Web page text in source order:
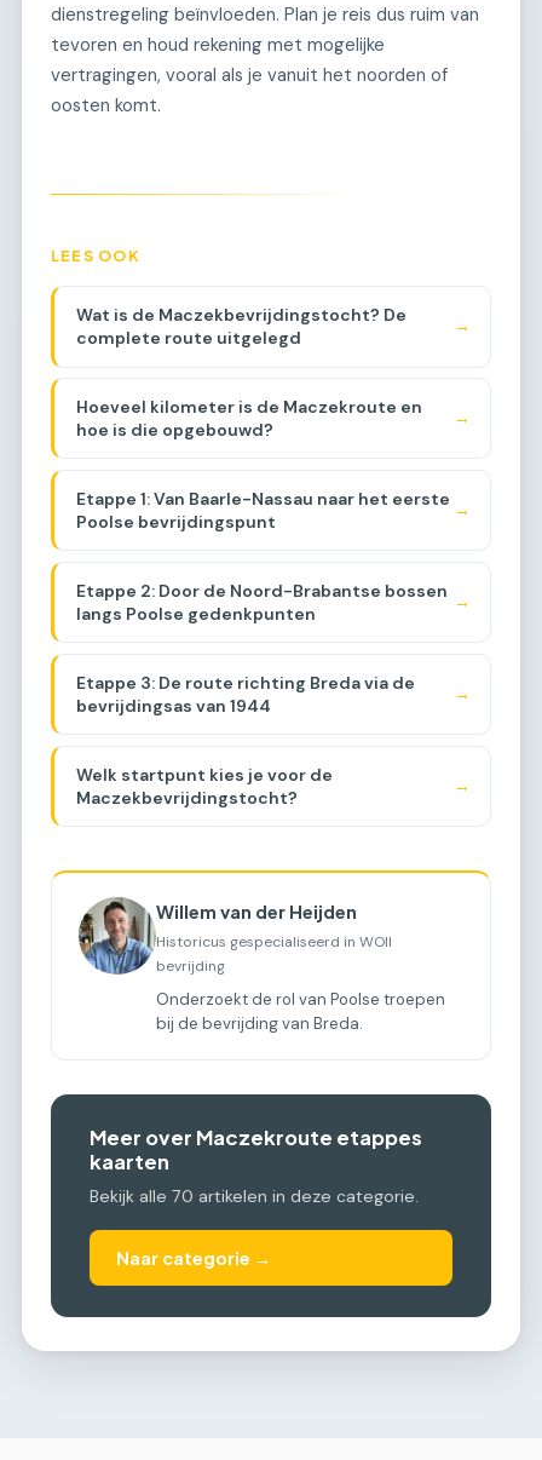
dienstregeling beïnvloeden. Plan je reis dus ruim van
tevoren en houd rekening met mogelijke
vertragingen, vooral als je vanuit het noorden of
oosten komt.
LEES OOK
Wat is de Maczekbevrijdingstocht? De
complete route uitgelegd
→
Hoeveel kilometer is de Maczekroute en
hoe is die opgebouwd?
→
Etappe 1: Van Baarle-Nassau naar het eerste
Poolse bevrijdingspunt
→
Etappe 2: Door de Noord-Brabantse bossen
langs Poolse gedenkpunten
→
Etappe 3: De route richting Breda via de
bevrijdingsas van 1944
→
Welk startpunt kies je voor de
Maczekbevrijdingstocht?
→
Willem van der Heijden
Historicus gespecialiseerd in WOII
bevrijding
Onderzoekt de rol van Poolse troepen
bij de bevrijding van Breda.
Meer over Maczekroute etappes
kaarten
Bekijk alle 70 artikelen in deze categorie.
Naar categorie →